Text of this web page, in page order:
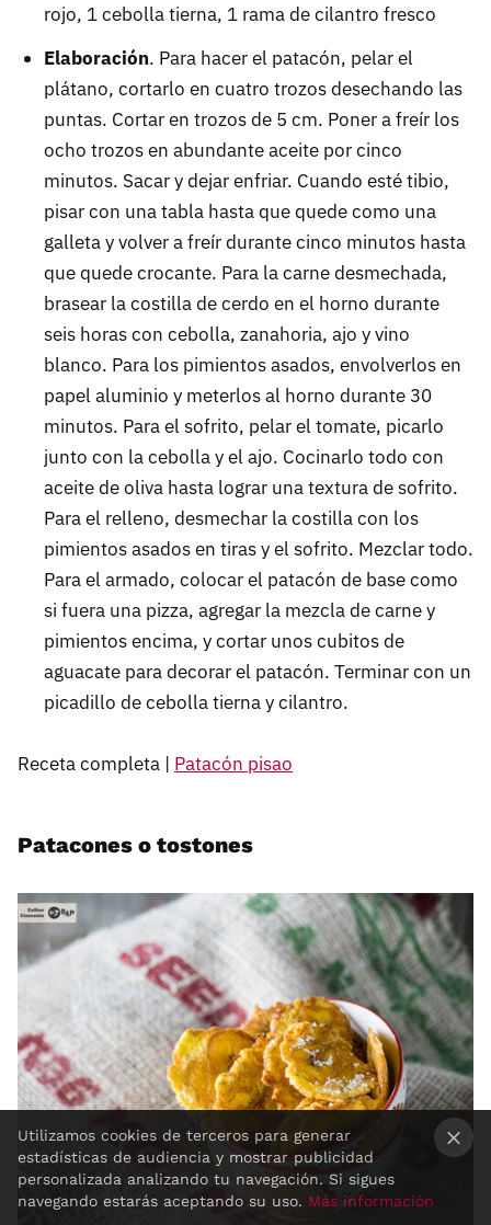
rojo, 1 cebolla tierna, 1 rama de cilantro fresco
Elaboración. Para hacer el patacón, pelar el
plátano, cortarlo en cuatro trozos desechando las
puntas. Cortar en trozos de 5 cm. Poner a freír los
ocho trozos en abundante aceite por cinco
minutos. Sacar y dejar enfriar. Cuando esté tibio,
pisar con una tabla hasta que quede como una
galleta y volver a freír durante cinco minutos hasta
que quede crocante. Para la carne desmechada,
brasear la costilla de cerdo en el horno durante
seis horas con cebolla, zanahoria, ajo y vino
blanco. Para los pimientos asados, envolverlos en
papel aluminio y meterlos al horno durante 30
minutos. Para el sofrito, pelar el tomate, picarlo
junto con la cebolla y el ajo. Cocinarlo todo con
aceite de oliva hasta lograr una textura de sofrito.
Para el relleno, desmechar la costilla con los
pimientos asados en tiras y el sofrito. Mezclar todo.
Para el armado, colocar el patacón de base como
si fuera una pizza, agregar la mezcla de carne y
pimientos encima, y cortar unos cubitos de
aguacate para decorar el patacón. Terminar con un
picadillo de cebolla tierna y cilantro.
Receta completa | Patacón pisao
Patacones o tostones
Utilizamos cookies de terceros para generar
estadísticas de audiencia y mostrar publicidad
personalizada analizando tu navegación. Si sigues
navegando estarás aceptando su uso. Más información